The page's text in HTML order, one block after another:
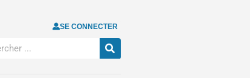
SE CONNECTER